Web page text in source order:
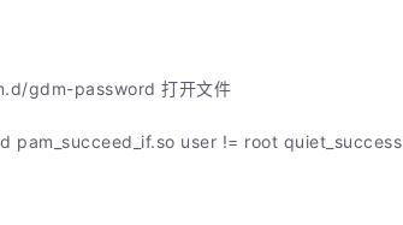
gdm-password 打开文件
pam_succeed_if.so user != root quiet_success